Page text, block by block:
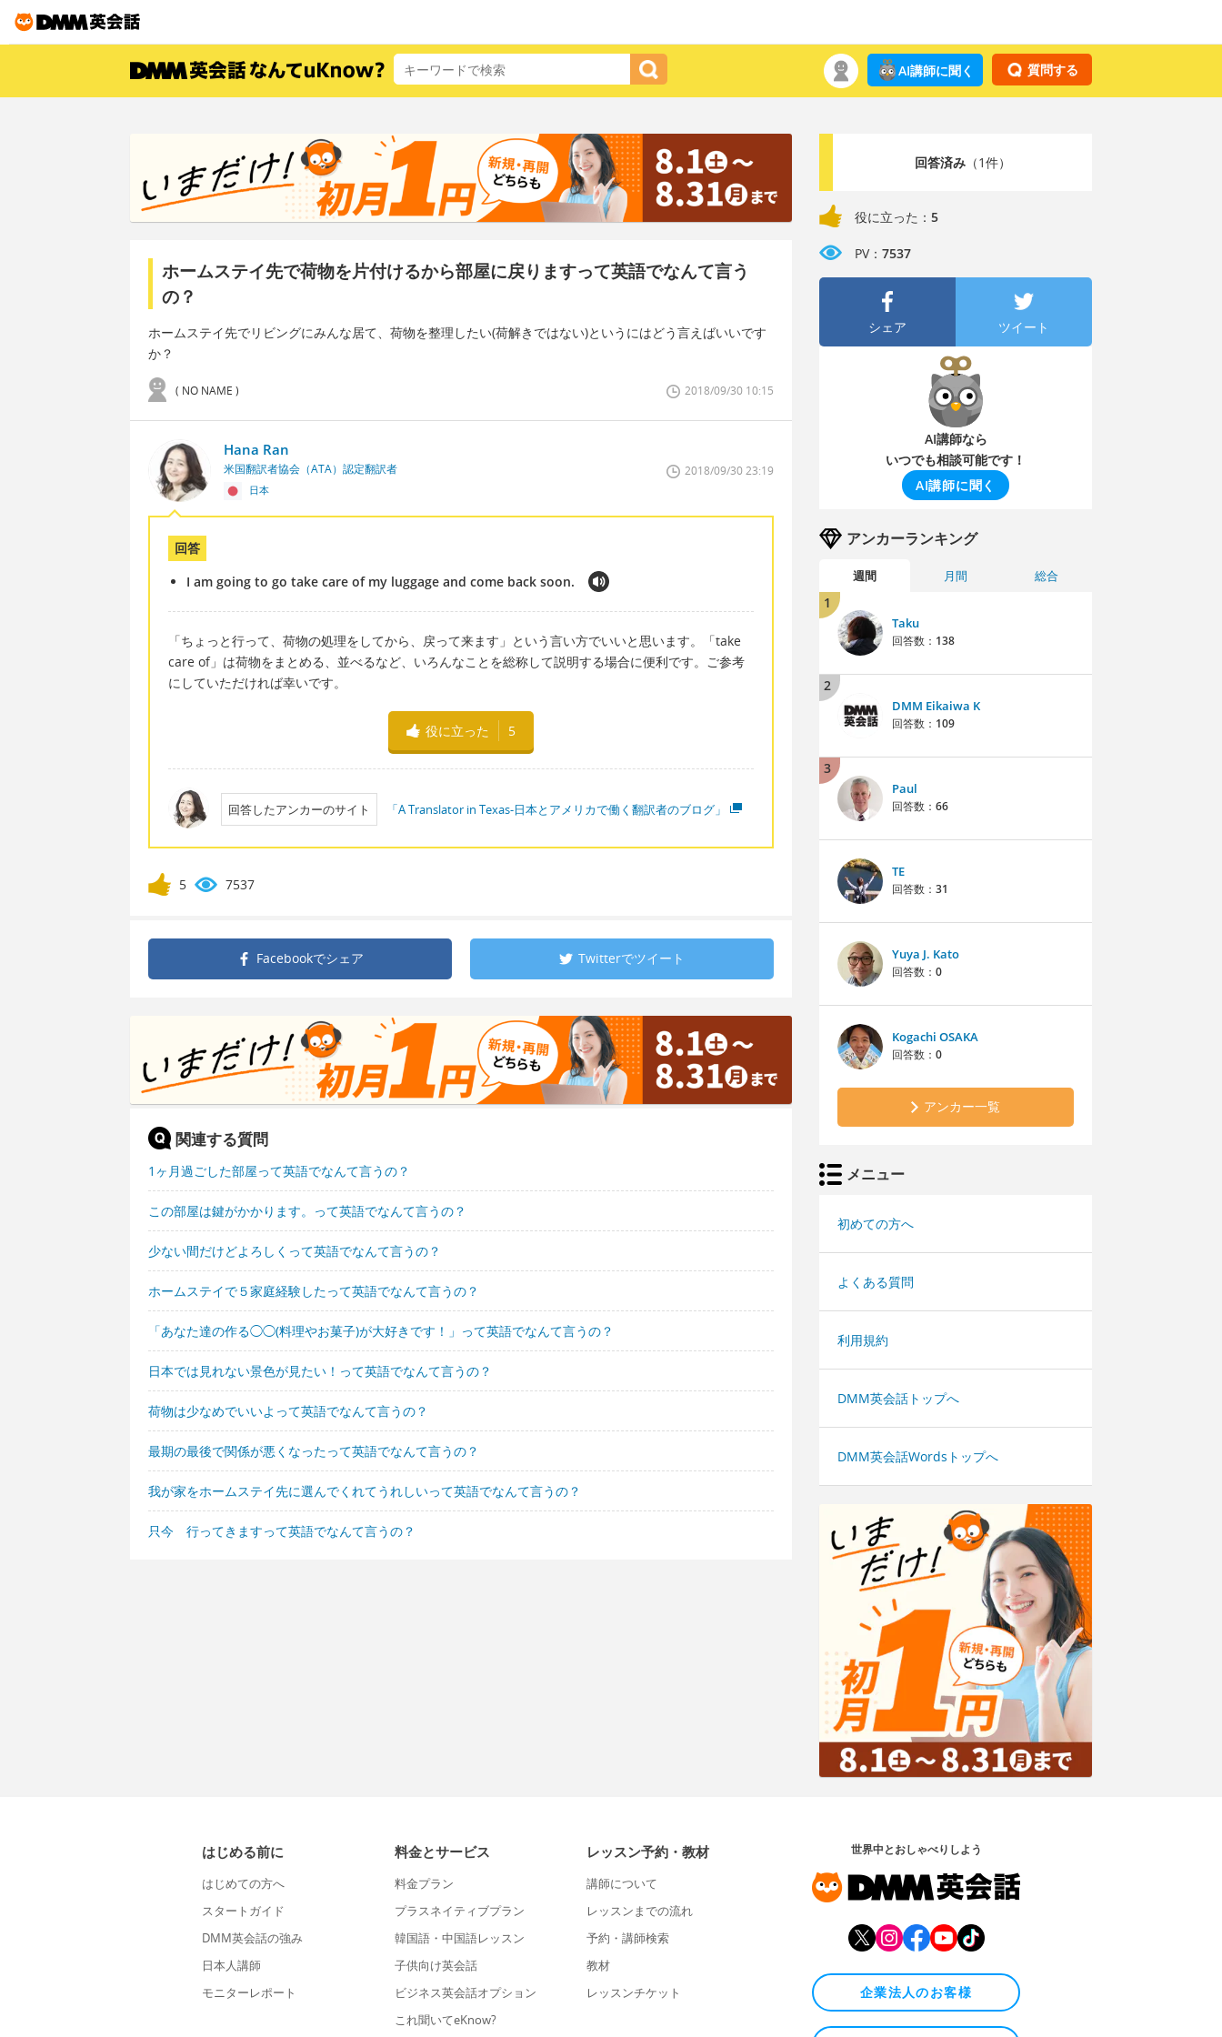
質問する
AI講師に聞く
ホームステイ先で荷物を片付けるから部屋に戻りますって英語でなんて言う
の？
ホームステイ先でリビングにみんな居て、荷物を整理したい(荷解きではない)というにはどう言えばいいです
か？
( NO NAME ) 2018/09/30 10:15
Hana Ran
米国翻訳者協会（ATA）認定翻訳者
日本
2018/09/30 23:19
回答
I am going to go take care of my luggage and come back soon.
「ちょっと行って、荷物の処理をしてから、戻って来ます」という言い方でいいと思います。「take
care of」は荷物をまとめる、並べるなど、いろんなことを総称して説明する場合に便利です。ご参考
にしていただければ幸いです。
役に立った 5
回答したアンカーのサイト 「A Translator in Texas-日本とアメリカで働く翻訳者のブログ」
5 7537
Facebookでシェア Twitterでツイート
関連する質問
1ヶ月過ごした部屋って英語でなんて言うの？
この部屋は鍵がかかります。って英語でなんて言うの？
少ない間だけどよろしくって英語でなんて言うの？
ホームステイで５家庭経験したって英語でなんて言うの？
「あなた達の作る◯◯(料理やお菓子)が大好きです！」って英語でなんて言うの？
日本では見れない景色が見たい！って英語でなんて言うの？
荷物は少なめでいいよって英語でなんて言うの？
最期の最後で関係が悪くなったって英語でなんて言うの？
我が家をホームステイ先に選んでくれてうれしいって英語でなんて言うの？
只今 行ってきますって英語でなんて言うの？
回答済み（1件）
役に立った： 5
PV： 7537
シェア ツイート
AI講師なら
いつでも相談可能です！
AI講師に聞く
アンカーランキング
週間 月間 総合
1
Taku
回答数： 138
2
DMM Eikaiwa K
回答数： 109
3
Paul
回答数： 66
TE
回答数： 31
Yuya J. Kato
回答数： 0
Kogachi OSAKA
回答数： 0
アンカー一覧
メニュー
初めての方へ
よくある質問
利用規約
DMM英会話トップへ
DMM英会話Wordsトップへ
はじめる前に
はじめての方へ
スタートガイド
DMM英会話の強み
日本人講師
モニターレポート
料金とサービス
料金プラン
プラスネイティブプラン
韓国語・中国語レッスン
子供向け英会話
ビジネス英会話オプション
これ聞いてeKnow?
レッスン予約・教材
講師について
レッスンまでの流れ
予約・講師検索
教材
レッスンチケット
世界中とおしゃべりしよう
企業法人のお客様